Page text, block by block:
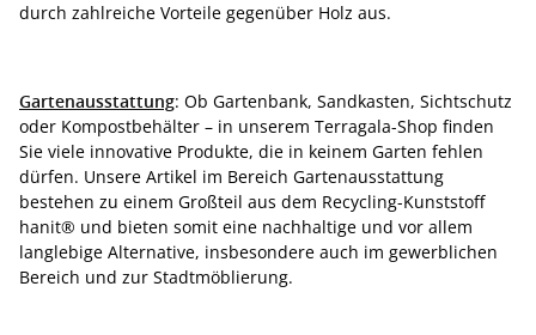
durch zahlreiche Vorteile gegenüber Holz aus.
Gartenausstattung: Ob Gartenbank, Sandkasten, Sichtschutz
oder Kompostbehälter – in unserem Terragala-Shop finden
Sie viele innovative Produkte, die in keinem Garten fehlen
dürfen. Unsere Artikel im Bereich Gartenausstattung
bestehen zu einem Großteil aus dem Recycling-Kunststoff
hanit® und bieten somit eine nachhaltige und vor allem
langlebige Alternative, insbesondere auch im gewerblichen
Bereich und zur Stadtmöblierung.